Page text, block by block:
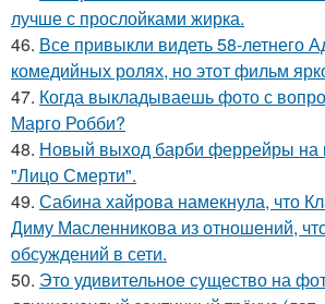
лучше с прослойками жирка.
46. Все привыкли видеть 58-летнего
комедийных ролях, но этот фильм
47. Когда выкладываешь фото с
Марго Робби?
48. Новый выход барби феррейры на
"Лицо Смерти".
49. Сабина хайрова намекнула, что
Диму Масленникова из отношений,
обсуждений в сети.
50. Это удивительное существо на